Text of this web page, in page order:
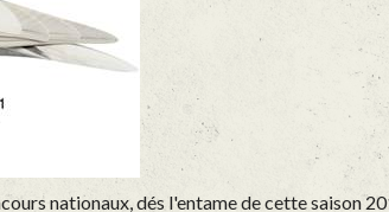
nationaux, dés l'entame de cette saison